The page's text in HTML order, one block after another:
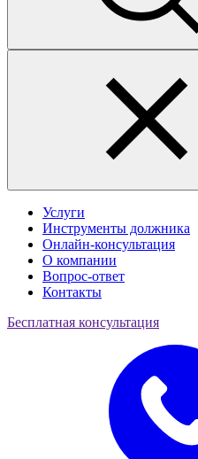
Услуги
Инструменты должника
Онлайн-консультация
О компании
Вопрос-ответ
Контакты
Бесплатная консультация